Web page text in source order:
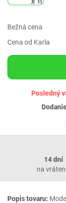
Bežná cena
Cena od Karla
Posledný
14 dní
na
Popis tovaru: